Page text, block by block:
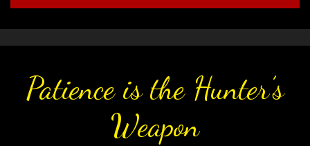
Patience is the Hunter’s
Weapon